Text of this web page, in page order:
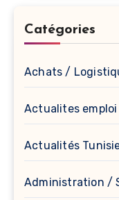
Catégories
Achats /
Actualites emploi
Actualités
Administration /